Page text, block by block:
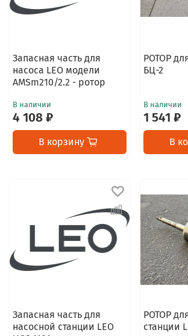
Запасная часть для
насоса LEO модели
АМSm210/2.2 - ротор
В наличии
4 108 ₽
В корзину
РОТОР
БЦ-2
В наличии
1 541 ₽
В
Запасная часть для
насосной станции LEO
РОТОР
станции